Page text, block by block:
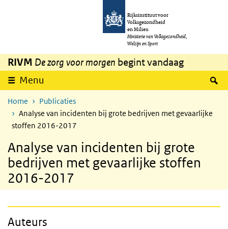
Overslaan en naar de inhoud gaan
Rijksinstituut voor
Volksgezondheid
en Milieu
Ministerie van Volksgezondheid,
Welzijn en Sport
RIVM De zorg voor morgen begint vandaag
Menu
Home
Publicaties
Analyse van incidenten bij grote bedrijven met gevaarlijke
stoffen 2016-2017
Analyse van incidenten bij grote
bedrijven met gevaarlijke stoffen
2016-2017
Auteurs